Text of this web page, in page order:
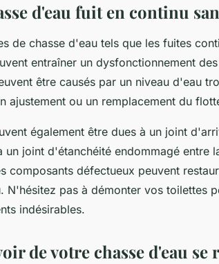
d'eau fuit en continu
de chasse d'eau tels que les fuites
entraîner un dysfonctionnement
être causés par un niveau d'eau
ajustement ou un remplacement du
également être dues à un joint
un joint d'étanchéité endommagé entre
composants défectueux peuvent
N'hésitez pas à démonter vos toilettes
indésirables.
de votre chasse d'eau